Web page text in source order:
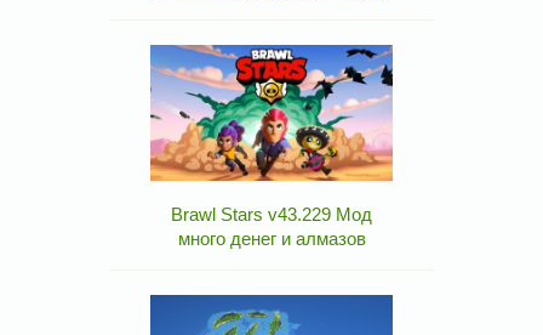
Brawl Stars v43.229 Мод
много денег и алмазов